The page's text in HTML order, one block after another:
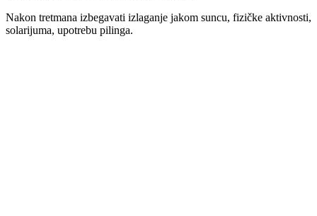
Nakon tretmana izbegavati izlaganje jakom suncu, fizičke aktivnosti,
solarijuma, upotrebu pilinga.